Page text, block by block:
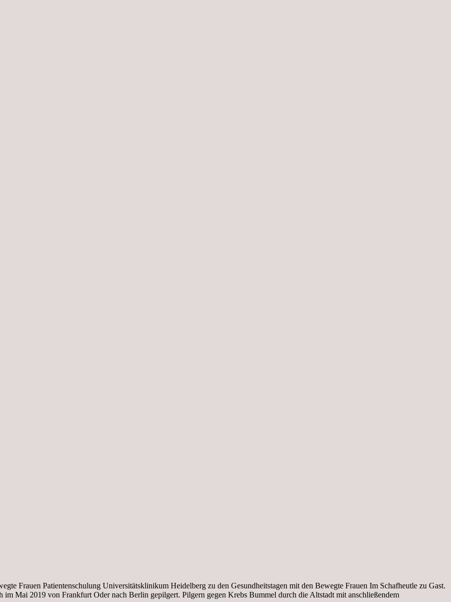
Frauen Patientenschulung Universitätsklinikum Heidelberg zu den Gesundheitstagen mit den Bewegte Frauen Im Schafheutle zu Gast.
Mai 2019 von Frankfurt Oder nach Berlin gepilgert. Pilgern gegen Krebs Bummel durch die Altstadt mit anschließendem